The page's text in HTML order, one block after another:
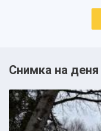
Снимка на деня